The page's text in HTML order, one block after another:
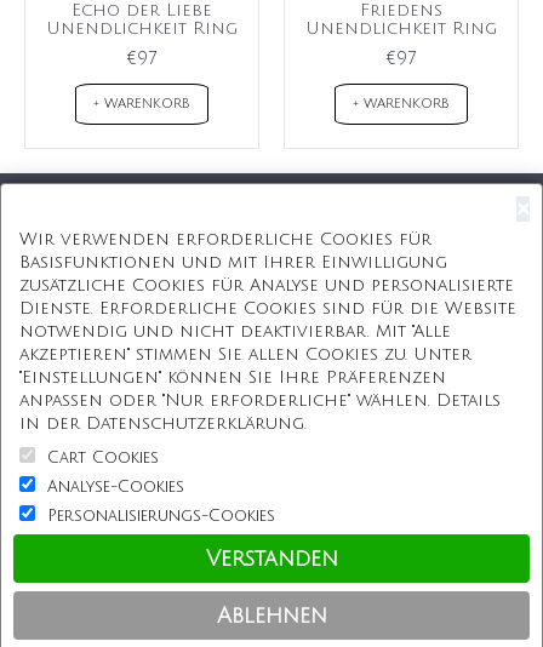
Echo der Liebe
Unendlichkeit Ring
€97
+ WARENKORB
Friedens
Unendlichkeit Ring
€97
+ WARENKORB
Kostenlose Geschenkbox
Kostenlose Gravur
Unbegrenzte Redesign
ÜBER UNS
Information
Kundenservice
Einkaufen bei uns
Wir verwenden erforderliche Cookies für
Basisfunktionen und mit Ihrer Einwilligung
zusätzliche Cookies für Analyse und personalisierte
Dienste. Erforderliche Cookies sind für die Website
notwendig und nicht deaktivierbar. Mit "Alle
akzeptieren" stimmen Sie allen Cookies zu. Unter
"Einstellungen" können Sie Ihre Präferenzen
anpassen oder "Nur erforderliche" wählen. Details
in der Datenschutzerklärung.
Cart Cookies
Analyse-Cookies
Personalisierungs-Cookies
Verstanden
Ablehnen